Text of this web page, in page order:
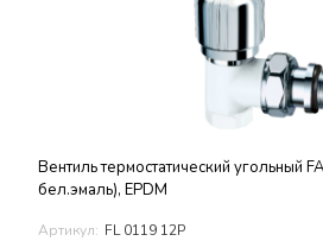
Вентиль термостатический угольный
бел.эмаль), EPDM
Артикул: FL 0119 12P